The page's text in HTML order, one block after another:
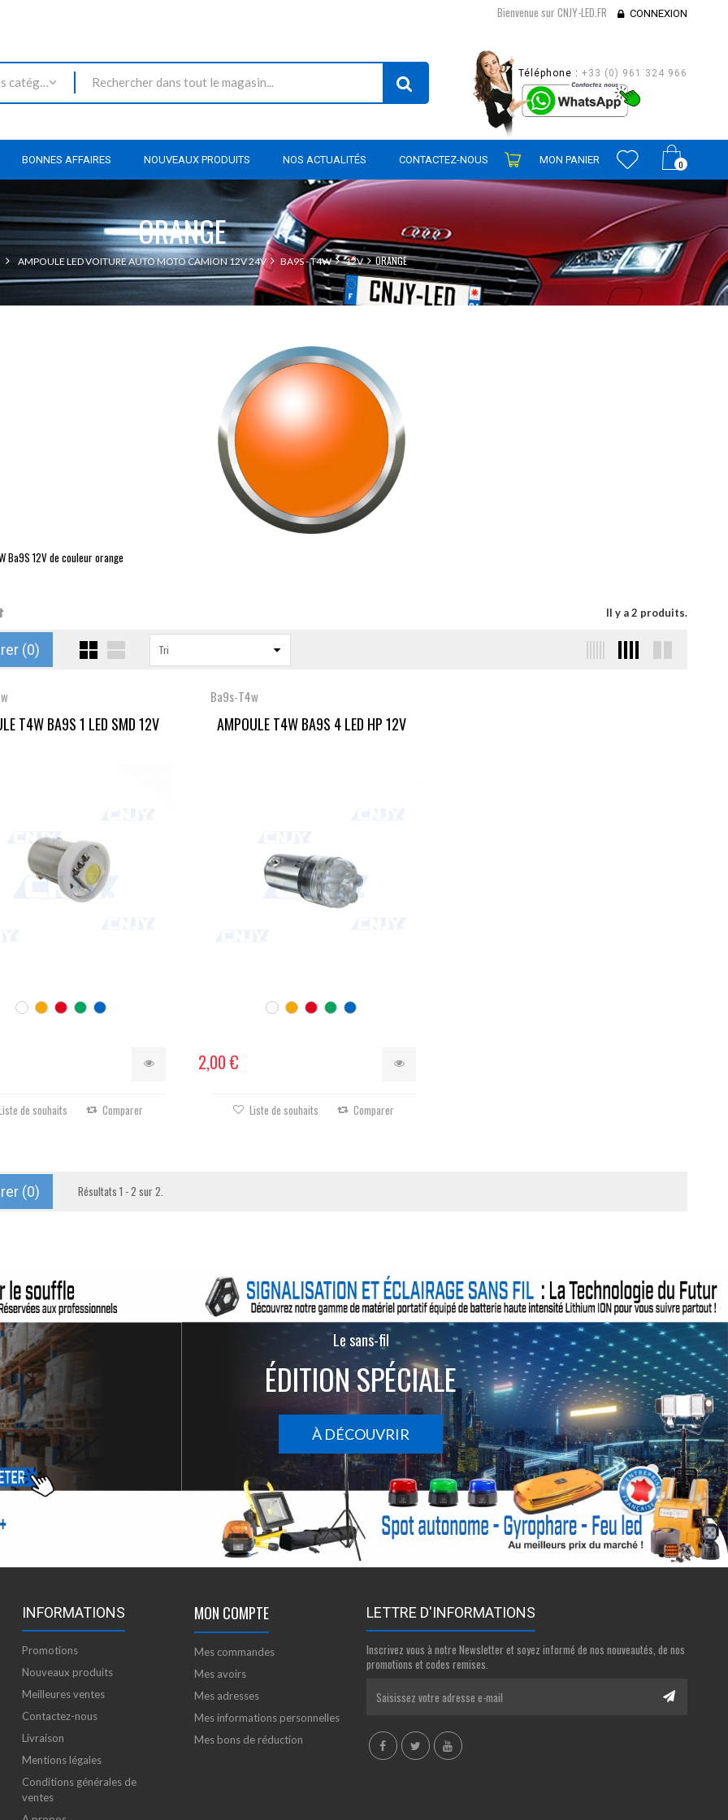
Bienvenue sur CNJY-LED.FR CONNEXION
Toutes les catégories
Téléphone : +33 (0) 961 324 966
0
BONNES AFFAIRES NOUVEAUX PRODUITS NOS ACTUALITÉS CONTACTEZ-NOUS MON PANIER
ORANGE
AMPOULE LED VOITURE AUTO MOTO CAMION 12V 24V BA9S - T4W 12V ORANGE
Ba9S 12V de couleur orange
Il y a 2 produits.
(0) Tri
T4W BA9S 1 LED SMD 12V
de souhaits Comparer
Ba9s-T4w
AMPOULE T4W BA9S 4 LED HP 12V
2,00 €
Liste de souhaits Comparer
(0) Résultats 1 - 2 sur 2.
Le sans-fil
ÉDITION SPÉCIALE
À DÉCOUVRIR
INFORMATIONS
Promotions
Nouveaux produits
Meilleures ventes
Contactez-nous
Livraison
Mentions légales
Conditions générales de
ventes
MON COMPTE
Mes commandes
Mes avoirs
Mes adresses
Mes informations personnelles
Mes bons de réduction
LETTRE D'INFORMATIONS
Inscrivez vous à notre Newsletter et soyez informé de nos nouveautés, de nos
promotions et codes remises.